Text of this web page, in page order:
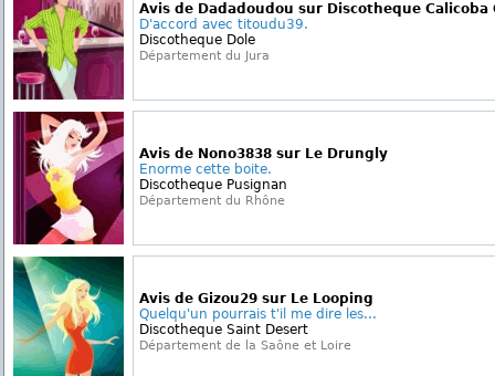
Avis de Dadadoudou sur Discotheque Calicoba
D'accord avec titoudu39.
Discotheque Dole
Département du Jura
Avis de Nono3838 sur Le Drungly
Enorme cette boite.
Discotheque Pusignan
Département du Rhône
Avis de Gizou29 sur Le Looping
Quelqu'un pourrais t'il me dire les...
Discotheque Saint Desert
Département de la Saône et Loire